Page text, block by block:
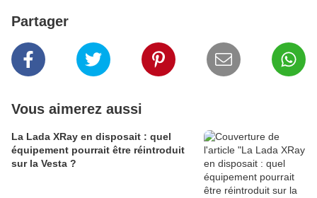
Partager
Vous aimerez aussi
La Lada XRay en disposait : quel
équipement pourrait être réintroduit
sur la Vesta ?